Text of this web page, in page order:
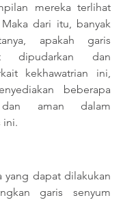
mereka terlihat
dari itu, banyak
apakah garis
dipudarkan dan
kekhawatrian ini,
beberapa
aman dalam
ini.
yang dapat dilakukan
garis senyum